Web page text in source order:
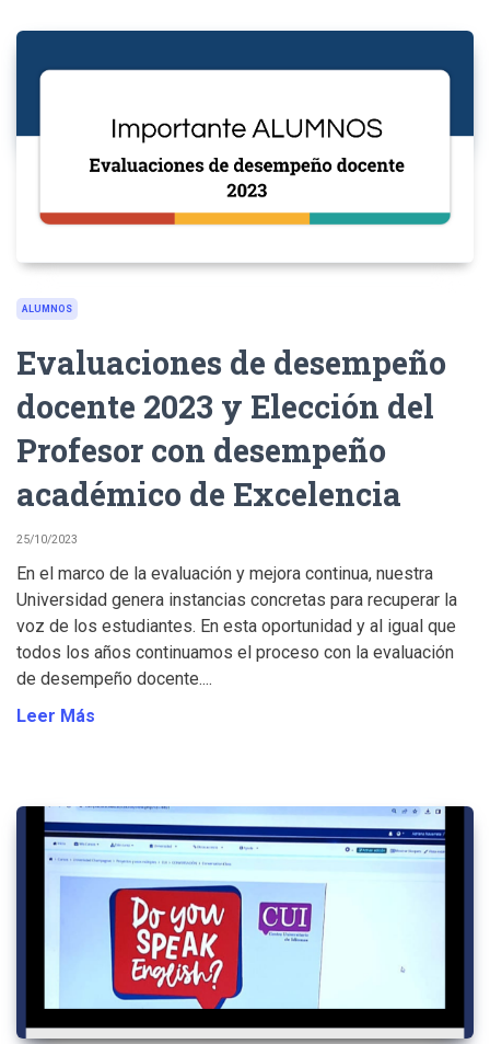
ALUMNOS
Evaluaciones de desempeño
docente 2023 y Elección del
Profesor con desempeño
académico de Excelencia
25/10/2023
En el marco de la evaluación y mejora continua, nuestra
Universidad genera instancias concretas para recuperar la
voz de los estudiantes. En esta oportunidad y al igual que
todos los años continuamos el proceso con la evaluación
de desempeño docente....
Leer Más